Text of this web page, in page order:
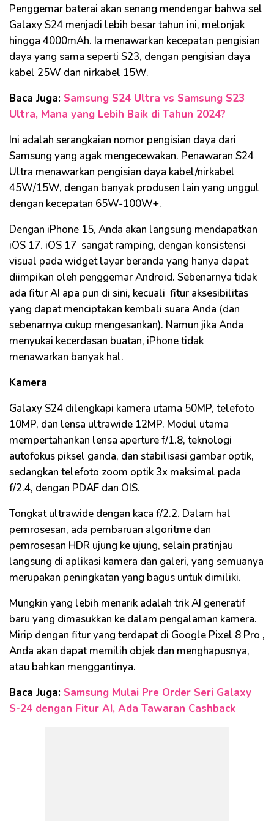
Penggemar baterai akan senang mendengar bahwa sel
Galaxy S24 menjadi lebih besar tahun ini, melonjak
hingga 4000mAh. Ia menawarkan kecepatan pengisian
daya yang sama seperti S23, dengan pengisian daya
kabel 25W dan nirkabel 15W.
Baca Juga: Samsung S24 Ultra vs Samsung S23
Ultra, Mana yang Lebih Baik di Tahun 2024?
Ini adalah serangkaian nomor pengisian daya dari
Samsung yang agak mengecewakan. Penawaran S24
Ultra menawarkan pengisian daya kabel/nirkabel
45W/15W, dengan banyak produsen lain yang unggul
dengan kecepatan 65W-100W+.
Dengan iPhone 15, Anda akan langsung mendapatkan
iOS 17. iOS 17 sangat ramping, dengan konsistensi
visual pada widget layar beranda yang hanya dapat
diimpikan oleh penggemar Android. Sebenarnya tidak
ada fitur AI apa pun di sini, kecuali fitur aksesibilitas
yang dapat menciptakan kembali suara Anda (dan
sebenarnya cukup mengesankan). Namun jika Anda
menyukai kecerdasan buatan, iPhone tidak
menawarkan banyak hal.
Kamera
Galaxy S24 dilengkapi kamera utama 50MP, telefoto
10MP, dan lensa ultrawide 12MP. Modul utama
mempertahankan lensa aperture f/1.8, teknologi
autofokus piksel ganda, dan stabilisasi gambar optik,
sedangkan telefoto zoom optik 3x maksimal pada
f/2.4, dengan PDAF dan OIS.
Tongkat ultrawide dengan kaca f/2.2. Dalam hal
pemrosesan, ada pembaruan algoritme dan
pemrosesan HDR ujung ke ujung, selain pratinjau
langsung di aplikasi kamera dan galeri, yang semuanya
merupakan peningkatan yang bagus untuk dimiliki.
Mungkin yang lebih menarik adalah trik AI generatif
baru yang dimasukkan ke dalam pengalaman kamera.
Mirip dengan fitur yang terdapat di Google Pixel 8 Pro ,
Anda akan dapat memilih objek dan menghapusnya,
atau bahkan menggantinya.
Baca Juga: Samsung Mulai Pre Order Seri Galaxy
S-24 dengan Fitur AI, Ada Tawaran Cashback